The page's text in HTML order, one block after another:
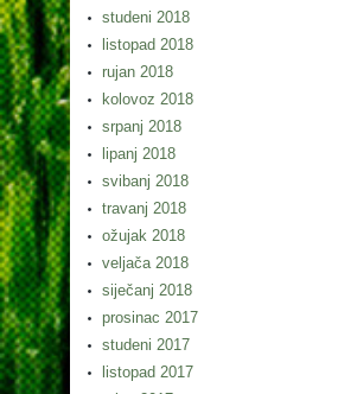
studeni 2018
listopad 2018
rujan 2018
kolovoz 2018
srpanj 2018
lipanj 2018
svibanj 2018
travanj 2018
ožujak 2018
veljača 2018
siječanj 2018
prosinac 2017
studeni 2017
listopad 2017